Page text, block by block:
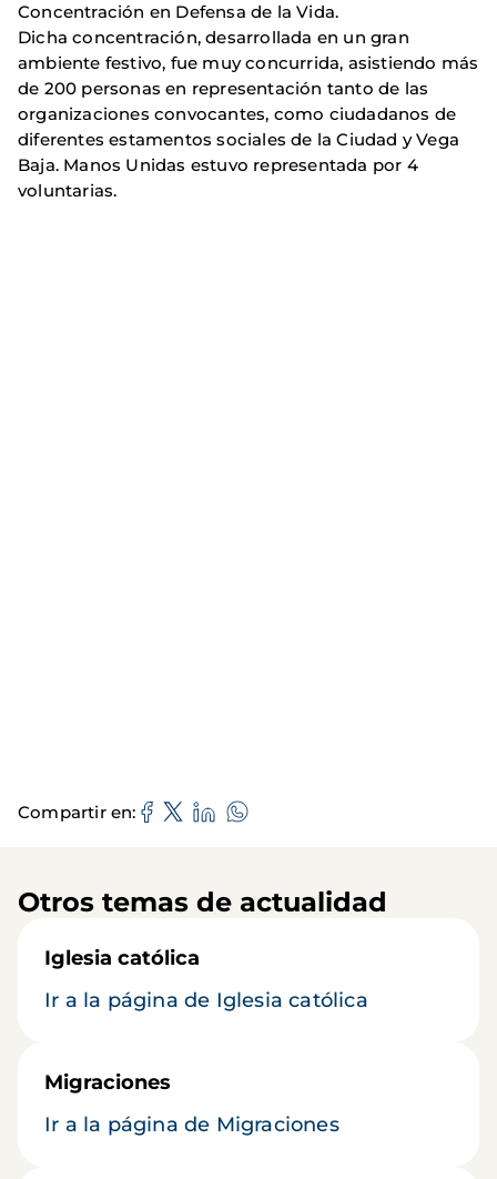
Concentración en Defensa de la Vida.
Dicha concentración, desarrollada en un gran
ambiente festivo, fue muy concurrida, asistiendo más
de 200 personas en representación tanto de las
organizaciones convocantes, como ciudadanos de
diferentes estamentos sociales de la Ciudad y Vega
Baja. Manos Unidas estuvo representada por 4
voluntarias.
Compartir en
Otros temas de actualidad
Iglesia católica
Ir a la página de Iglesia católica
Migraciones
Ir a la página de Migraciones